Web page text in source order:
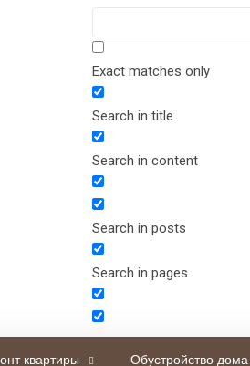
Exact matches only
Search in title
Search in content
Search in posts
Search in pages
квартиры Обустройство дома